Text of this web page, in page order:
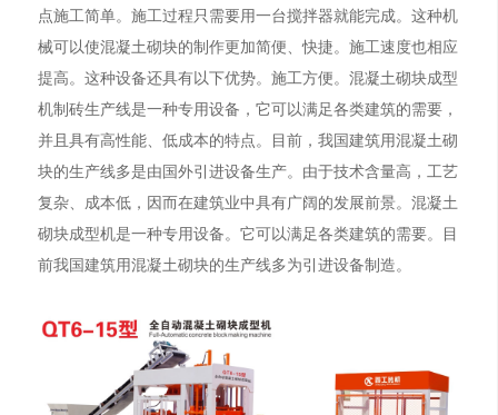
点施工简单。施工过程只需要用一台搅拌器就能完成。这种机
械可以使混凝土砌块的制作更加简便、快捷。施工速度也相应
提高。这种设备还具有以下优势。施工方便。混凝土砌块成型
机制砖生产线是一种专用设备，它可以满足各类建筑的需要，
并且具有高性能、低成本的特点。目前，我国建筑用混凝土砌
块的生产线多是由国外引进设备生产。由于技术含量高，工艺
复杂、成本低，因而在建筑业中具有广阔的发展前景。混凝土
砌块成型机是一种专用设备。它可以满足各类建筑的需要。目
前我国建筑用混凝土砌块的生产线多为引进设备制造。